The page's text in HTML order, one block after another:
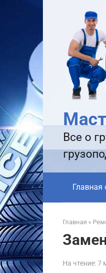
Все о
Главная
Главная »
На чтение:7